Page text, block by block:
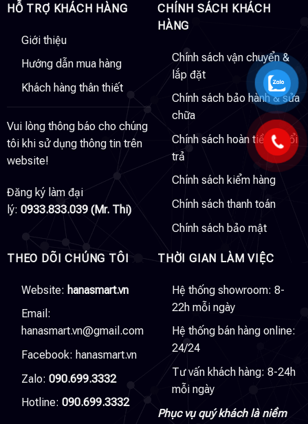
HỖ TRỢ KHÁCH HÀNG
Giới thiệu
Hướng dẫn mua hàng
Khách hàng thân thiết
Vui lòng thông báo cho chúng
tôi khi sử dụng thông tin trên
website!
Đăng ký làm đại
lý: 0933.833.039 (Mr. Thi)
CHÍNH SÁCH KHÁCH
HÀNG
Chính sách vận chuyển &
lắp đặt
Chính sách bảo hành & sửa
chữa
Chính sách hoàn tiền & đổi
trả
Chính sách kiểm hàng
Chính sách thanh toán
Chính sách bảo mật
THEO DÕI CHÚNG TÔI
Website: hanasmart.vn
Email:
hanasmart.vn@gmail.com
Facebook: hanasmart.vn
Zalo: 090.699.3332
Hotline: 090.699.3332
THỜI GIAN LÀM VIỆC
Hệ thống showroom: 8-
22h mỗi ngày
Hệ thống bán hàng online:
24/24
Tư vấn khách hàng: 8-24h
mỗi ngày
Phục vụ quý khách là niềm